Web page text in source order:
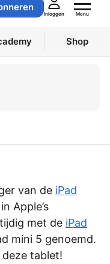
Inloggen Menu
Shop
van de iPad
Apple’s
met de iPad
mini 5 genoemd.
tablet!